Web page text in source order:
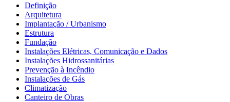
Definição
Arquitetura
Implantação / Urbanismo
Estrutura
Fundação
Instalações Elétricas, Comunicação e Dados
Instalações Hidrossanitárias
Prevenção à Incêndio
Instalações de Gás
Climatização
Canteiro de Obras